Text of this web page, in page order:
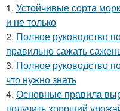
1. Устойчивые сорта
и не только
2. Полное руководство
правильно сажать
3. Полное руководство
что нужно знать
4. Основные правила